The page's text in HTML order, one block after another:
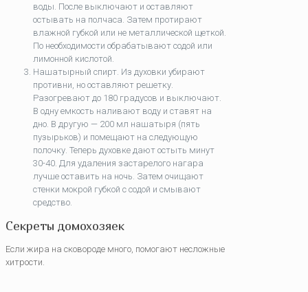
воды. После выключают и оставляют
остывать на полчаса. Затем протирают
влажной губкой или не металлической щеткой.
По необходимости обрабатывают содой или
лимонной кислотой.
Нашатырный спирт. Из духовки убирают
противни, но оставляют решетку.
Разогревают до 180 градусов и выключают.
В одну емкость наливают воду и ставят на
дно. В другую — 200 мл нашатыря (пять
пузырьков) и помещают на следующую
полочку. Теперь духовке дают остыть минут
30-40. Для удаления застарелого нагара
лучше оставить на ночь. Затем очищают
стенки мокрой губкой с содой и смывают
средство.
Секреты домохозяек
Если жира на сковороде много, помогают несложные
хитрости.